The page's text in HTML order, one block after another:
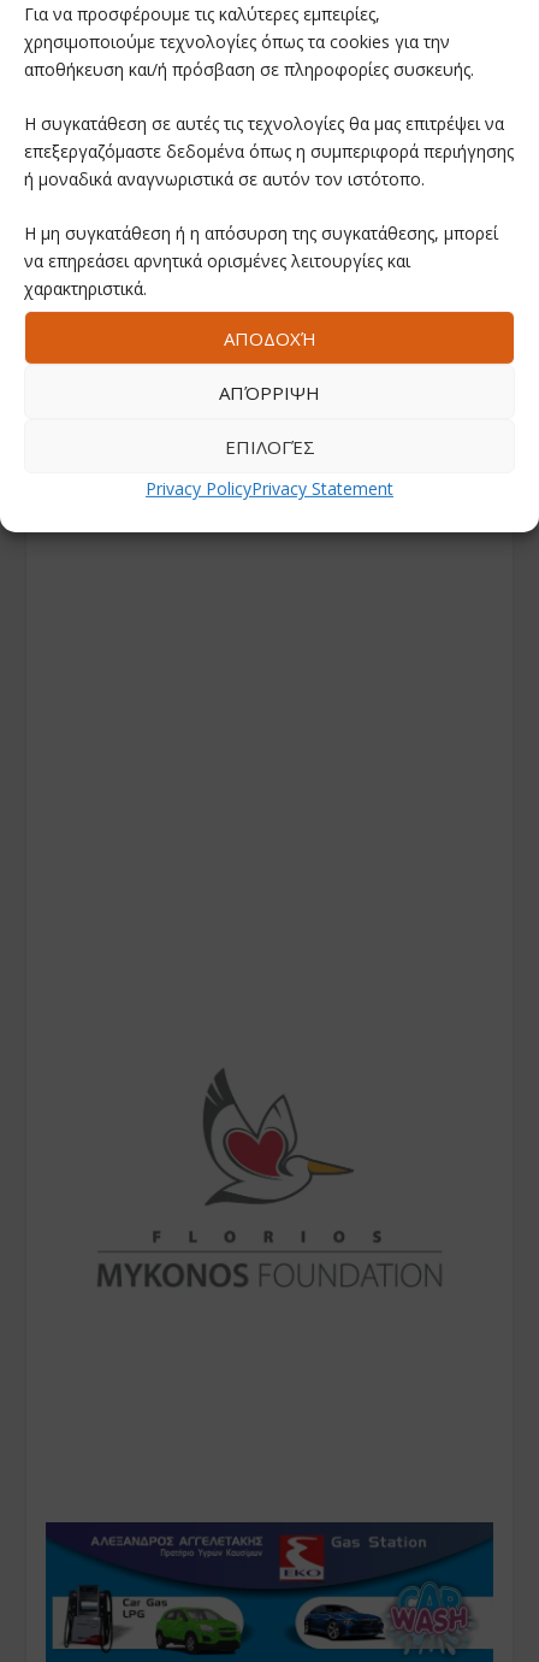
Για να προσφέρουμε τις καλύτερες εμπειρίες,
χρησιμοποιούμε τεχνολογίες όπως τα cookies για την
αποθήκευση και/ή πρόσβαση σε πληροφορίες συσκευής.
Η συγκατάθεση σε αυτές τις τεχνολογίες θα μας επιτρέψει να
επεξεργαζόμαστε δεδομένα όπως η συμπεριφορά περιήγησης
ή μοναδικά αναγνωριστικά σε αυτόν τον ιστότοπο.
Η μη συγκατάθεση ή η απόσυρση της συγκατάθεσης, μπορεί
να επηρεάσει αρνητικά ορισμένες λειτουργίες και
χαρακτηριστικά.
ΑΠΟΔΟΧΉ
ΑΠΌΡΡΙΨΗ
ΕΠΙΛΟΓΈΣ
Privacy PolicyPrivacy Statement